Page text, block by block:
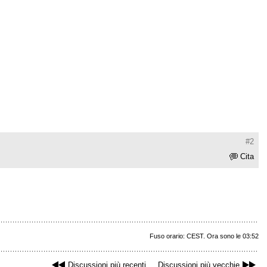
#2
Cita
Fuso orario: CEST. Ora sono le 03:52
Discussioni più recenti Discussioni più vecchie